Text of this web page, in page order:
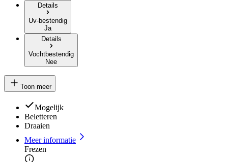
Details
Uv-bestendig
Ja
Details
Vochtbestendig
Nee
Toon meer
Mogelijk
Beletteren
Draaien
Meer informatie
Frezen